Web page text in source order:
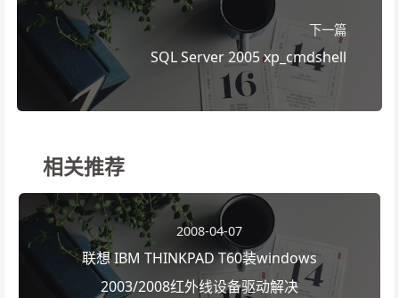
下一篇
SQL Server 2005 xp_cmdshell
相关推荐
2008-04-07
联想 IBM THINKPAD T60装windows
2003/2008红外线设备驱动解决